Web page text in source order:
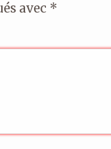
avec *